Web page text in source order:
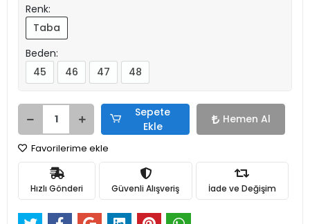
Renk:
Taba
Beden:
45
46 47 48
Sepete
Ekle
Hemen Al
Favorilerime ekle
Hızlı Gönderi Güvenli Alışveriş İade ve Değişim